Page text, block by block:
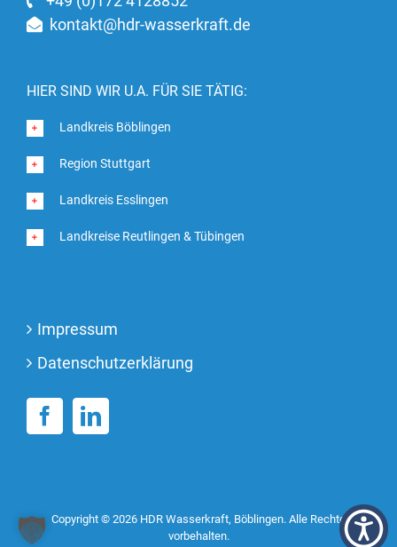
kontakt@hdr-wasserkraft.de
HIER SIND WIR U.A. FÜR SIE TÄTIG:
Landkreis Böblingen
Region Stuttgart
Landkreis Esslingen
Landkreise Reutlingen & Tübingen
Impressum
Datenschutzerklärung
Copyright © 2026 HDR Wasserkraft, Böblingen. Alle Rechte
vorbehalten.